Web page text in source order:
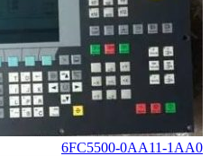
6FC5500-0AA11-1AA0